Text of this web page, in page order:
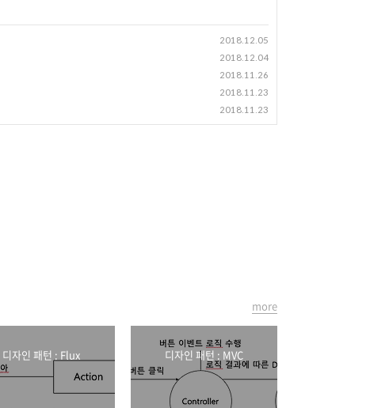
2018.12.05
2018.12.04
2018.11.26
2018.11.23
2018.11.23
디자인 패턴 : Flux 디자인 패턴 : MVC
more